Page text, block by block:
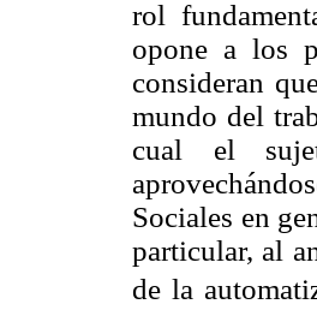
rol
opone a los
consideran
mundo del
cual el
Sociales en
particular, al
de la